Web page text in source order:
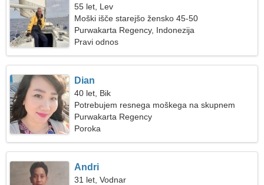
55 let, Lev
Moški išče starejšo žensko 45-50
Purwakarta Regency, Indonezija
Pravi odnos
Dian
40 let, Bik
Potrebujem resnega moškega na skupnem
sprehodu
Purwakarta Regency
Poroka
Andri
31 let, Vodnar